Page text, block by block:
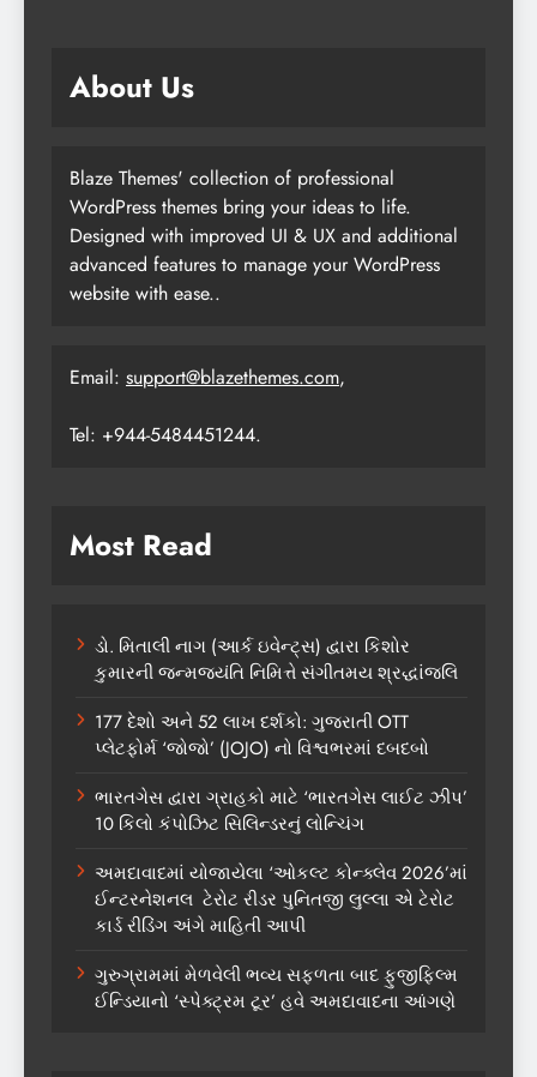
About Us
Blaze Themes' collection of professional
WordPress themes bring your ideas to life.
Designed with improved UI & UX and additional
advanced features to manage your WordPress
website with ease..
Email: support@blazethemes.com,
Tel: +944-5484451244.
Most Read
ડો. મિતાલી નાગ (આર્ક ઇવેન્ટ્સ) દ્વારા કિશોર
કુમારની જન્મજયંતિ નિમિત્તે સંગીતમય શ્રદ્ધાંજલિ
177 દેશો અને 52 લાખ દર્શકો: ગુજરાતી OTT
પ્લેટફોર્મ ‘જોજો’ (JOJO) નો વિશ્વભરમાં દબદબો
ભારતગેસ દ્વારા ગ્રાહકો માટે ‘ભારતગેસ લાઈટ ઝીપ’
10 કિલો કંપોઝિટ સિલિન્ડરનું લોન્ચિંગ
અમદાવાદમાં યોજાયેલા ‘ઓકલ્ટ કોન્ક્લેવ 2026’માં
ઈન્ટરનેશનલ ટેરોટ રીડર પુનિતજી લુલ્લા એ ટેરોટ
કાર્ડ રીડિંગ અંગે માહિતી આપી
ગુરુગ્રામમાં મેળવેલી ભવ્ય સફળતા બાદ ફુજીફિલ્મ
ઈન્ડિયાનો ‘સ્પેક્ટ્રમ ટૂર’ હવે અમદાવાદના આંગણે